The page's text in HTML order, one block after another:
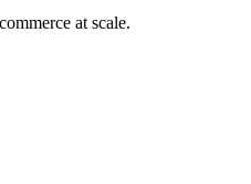
at scale.